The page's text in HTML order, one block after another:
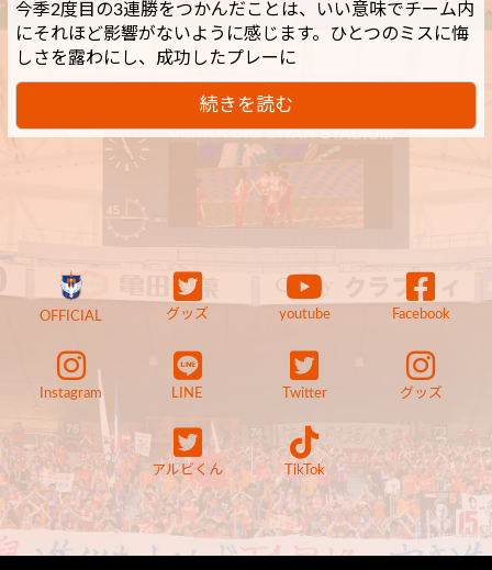
今季2度目の3連勝をつかんだことは、いい意味でチーム内
にそれほど影響がないように感じます。ひとつのミスに悔
しさを露わにし、成功したプレーに
続きを読む
OFFICIAL グッズ youtube Facebook
Instagram LINE Twitter グッズ
アルビくん TikTok